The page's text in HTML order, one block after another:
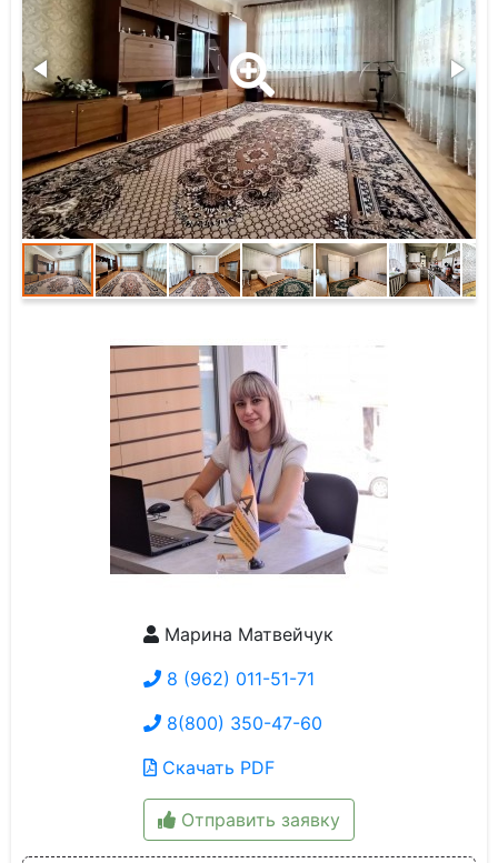
Марина Матвейчук
8 (962) 011-51-71
8(800) 350-47-60
Скачать PDF
Отправить заявку